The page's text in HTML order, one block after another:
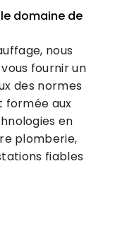
domaine de
nous
fournir un
des normes
formée aux
en
plomberie,
fiables